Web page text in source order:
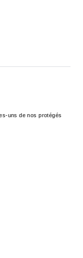
uns de nos protégés